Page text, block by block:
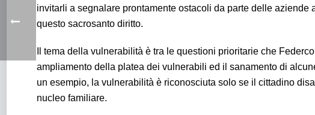
invitarli a segnalare prontamente ostacoli da parte delle
questo sacrosanto diritto.
Il tema della vulnerabilità è tra le questioni prioritarie che
ampliamento della platea dei vulnerabili ed il sanamento di
un esempio, la vulnerabilità è riconosciuta solo se il cittadino
nucleo familiare.